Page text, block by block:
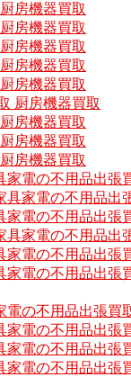
房機器買取
房機器買取
房機器買取
房機器買取
房機器買取
厨房機器買取
房機器買取
房機器買取
房機器買取
家電の不用品出張
具家電の不用品出
家電の不用品出張
具家電の不用品出
家電の不用品出張
家電の不用品出張
電の不用品出張買
家電の不用品出張
家電の不用品出張
家電の不用品出張